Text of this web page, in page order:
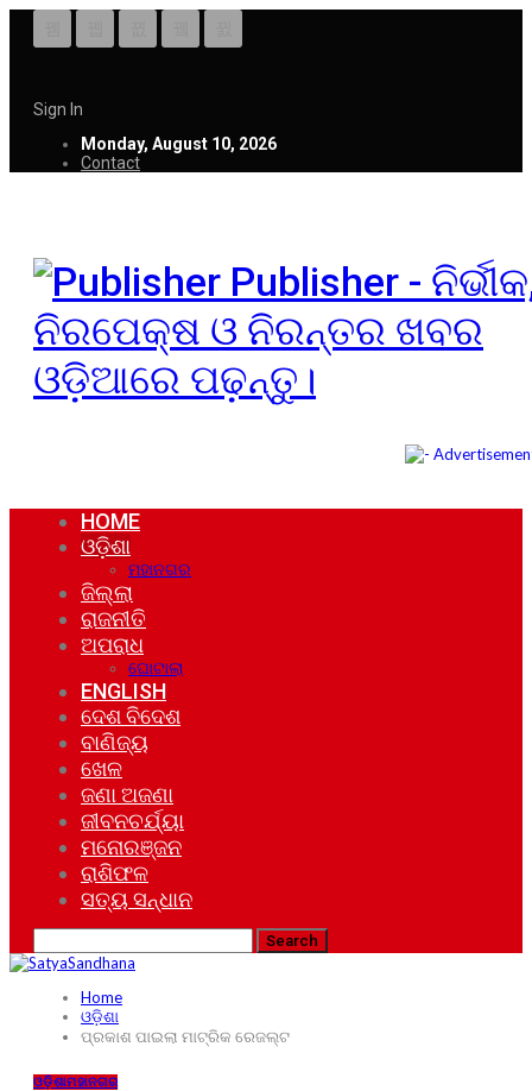
Sign In
Monday, August 10, 2026
Contact
Publisher -
ନିରପେକ୍ଷ ଓ ନିରନ୍ତର ଖବର
ଓଡ଼ିଆରେ ପଢ଼ନ୍ତୁ।
HOME
ଓଡ଼ିଶା
ମହାନଗର
ଜିଲ୍ଲା
ରାଜନୀତି
ଅପରାଧ
ଘୋଟାଲା
ENGLISH
ଦେଶ ବିଦେଶ
ବାଣିଜ୍ୟ
ଖେଳ
ଜଣା ଅଜଣା
ଜୀବନଚର୍ଯ୍ୟା
ମନୋରଞ୍ଜନ
ରାଶିଫଳ
ସତ୍ୟ ସନ୍ଧାନ
Home
ଓଡ଼ିଶା
ପ୍ରକାଶ ପାଇଲା ମାଟ୍ରିକ ରେଜଲ୍ଟ
ଓଡ଼ିଶାମହାନଗର